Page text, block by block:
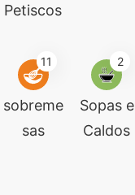
Petiscos
11
sobreme
sas
2
Sopas e
Caldos